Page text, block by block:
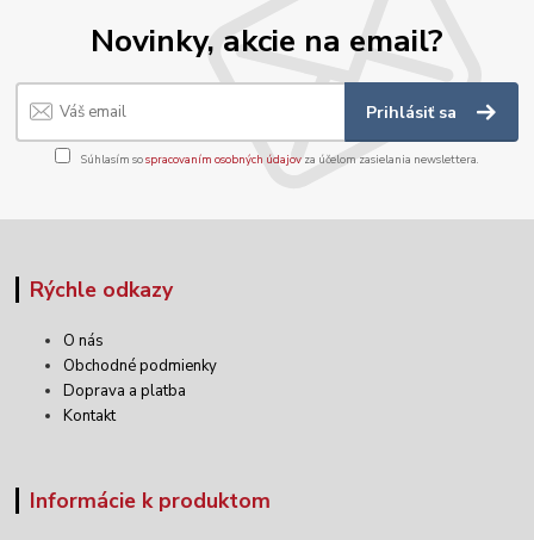
Novinky, akcie na email?
Prihlásiť sa
Súhlasím sospracovaním osobných údajov za účelom zasielania newslettera.
Rýchle odkazy
O nás
Obchodné podmienky
Doprava a platba
Kontakt
Informácie k produktom